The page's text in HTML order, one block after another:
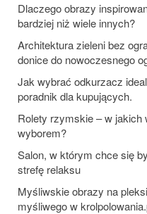
Dlaczego obrazy
bardziej niż wiele innych?
Architektura zieleni bez
donice do nowoczesnego
Jak wybrać odkurzacz
poradnik dla kupujących.
Rolety rzymskie – w jakich
wyborem?
Salon, w którym chce się
strefę relaksu
Myśliwskie obrazy na
myśliwego w